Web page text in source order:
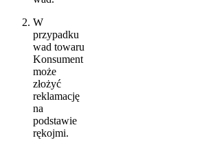
W
przypadku
wad towaru
Konsument
może
złożyć
reklamację
na
podstawie
rękojmi.